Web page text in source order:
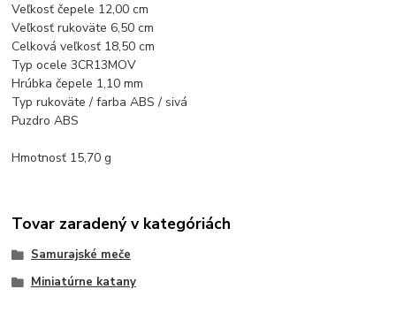
Veľkosť čepele 12,00 cm
Veľkosť rukoväte 6,50 cm
Celková veľkosť 18,50 cm
Typ ocele 3CR13MOV
Hrúbka čepele 1,10 mm
Typ rukoväte / farba ABS / sivá
Puzdro ABS
Hmotnosť 15,70 g
Tovar zaradený v kategóriách
Samurajské meče
Miniatúrne katany